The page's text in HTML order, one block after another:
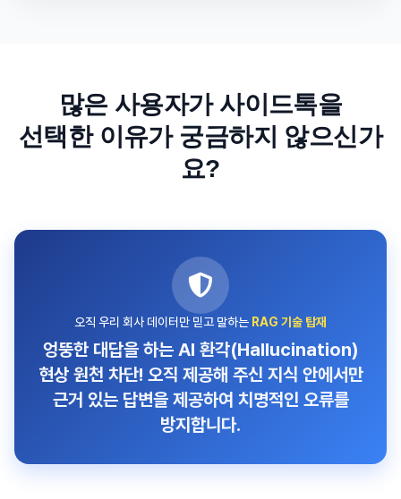
많은 사용자가 사이드톡을
선택한 이유가 궁금하지 않으신가
요?
오직 우리 회사 데이터만 믿고 말하는 RAG 기술 탑재
엉뚱한 대답을 하는 AI 환각(Hallucination)
현상 원천 차단! 오직 제공해 주신 지식 안에서만
근거 있는 답변을 제공하여 치명적인 오류를
방지합니다.